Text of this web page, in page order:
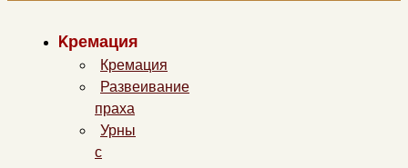
Kремация
Кремация
Развеивание
праха
Урны
с